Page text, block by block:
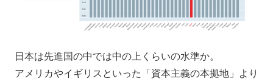
日本は先進国の中では中の上くらいの水準か。
アメリカやイギリスといった「資本主義の本拠地」より